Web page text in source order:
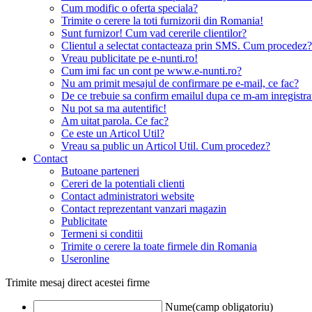
Cum modific o oferta speciala?
Trimite o cerere la toti furnizorii din Romania!
Sunt furnizor! Cum vad cererile clientilor?
Clientul a selectat contacteaza prin SMS. Cum procedez?
Vreau publicitate pe e-nunti.ro!
Cum imi fac un cont pe www.e-nunti.ro?
Nu am primit mesajul de confirmare pe e-mail, ce fac?
De ce trebuie sa confirm emailul dupa ce m-am
Nu pot sa ma autentific!
Am uitat parola. Ce fac?
Ce este un Articol Util?
Vreau sa public un Articol Util. Cum procedez?
Contact
Butoane parteneri
Cereri de la potentiali clienti
Contact administratori website
Contact reprezentant vanzari magazin
Publicitate
Termeni si conditii
Trimite o cerere la toate firmele din Romania
Useronline
Trimite mesaj direct acestei firme
Nume(camp obligatoriu)